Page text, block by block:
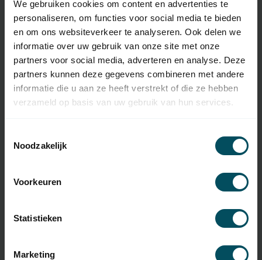
We gebruiken cookies om content en advertenties te
personaliseren, om functies voor social media te bieden
en om ons websiteverkeer te analyseren. Ook delen we
informatie over uw gebruik van onze site met onze
partners voor social media, adverteren en analyse. Deze
partners kunnen deze gegevens combineren met andere
informatie die u aan ze heeft verstrekt of die ze hebben
verzameld op basis van uw gebruik van hun services.
Noodzakelijk
Voorkeuren
Statistieken
Marketing
Artikelnummer 3785
EAN Code 7432257496498
SKU 4034 000 228 1
Type handzender originele afstandsbediening
Materiaal
batterij(en)